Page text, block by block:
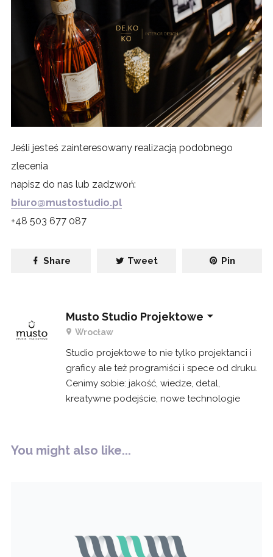
Jeśli jesteś zainteresowany realizacją podobnego
zlecenia
napisz do nas lub zadzwoń:
biuro@mustostudio.pl
+48 503 677 087
Share Tweet Pin
Musto Studio Projektowe
Wrocław
Studio projektowe to nie tylko projektanci i
graficy ale też programiści i spece od druku.
Cenimy sobie: jakość, wiedze, detal,
kreatywne podejście, nowe technologie
You might also like...